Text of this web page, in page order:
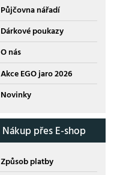
Půjčovna nářadí
Dárkové poukazy
O nás
Akce EGO jaro 2026
Novinky
Nákup přes E-shop
Způsob platby